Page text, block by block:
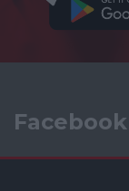
Facebook